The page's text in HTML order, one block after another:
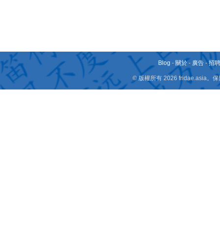
Blog - 關於 - 廣告 -招
© 版權所有 2026 fridae.asia。